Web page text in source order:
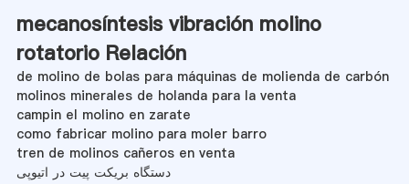
mecanosíntesis vibración molino
rotatorio Relación
de molino de bolas para máquinas de molienda de carbón
molinos minerales de holanda para la venta
campin el molino en zarate
como fabricar molino para moler barro
tren de molinos cañeros en venta
دستگاه بریکت پیت در اتیوپی